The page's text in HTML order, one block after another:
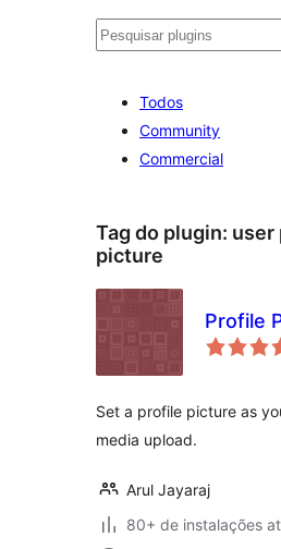
Pesquisar
Todos
Community
Commercial
Tag do plugin: user
picture
Profile
Set a profile picture as
media upload.
Arul Jayaraj
80+ de instalações